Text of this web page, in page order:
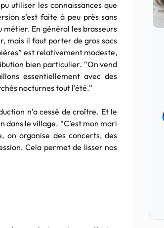
utiliser les connaissances que
s’est faite à peu près sans
métier. En général les brasseurs
mais il faut porter de gros sacs
est relativement modeste,
bien particulier. “On vend
essentiellement avec des
nocturnes tout l’été.”
n’a cessé de croître. Et le
dans le village. “C’est mon mari
on organise des concerts, des
Cela permet de lisser nos